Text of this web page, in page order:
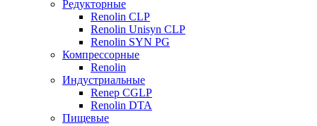
Редукторные
Renolin CLP
Renolin Unisyn CLP
Renolin SYN PG
Компрессорные
Renolin
Индустриальные
Renep CGLP
Renolin DTA
Пищевые